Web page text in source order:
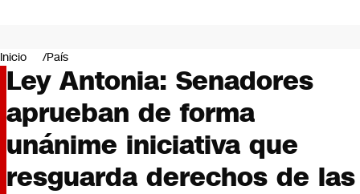
Negocios
Deportes
Programas completos
Cultura
Servicios
Bits
CNN tiempo
Inicio País
Ley Antonia: Senadores
aprueban de forma
unánime iniciativa que
resguarda derechos de las